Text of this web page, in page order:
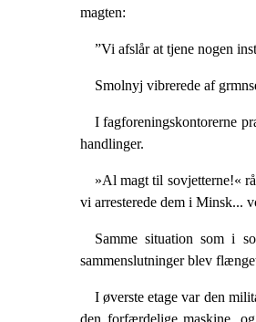
magten:
”Vi afslår at tjene nogen
Smolnyj vibrerede af
I fagforeningskontorerne
handlinger.
»Al magt til sovjetterne!«
vi arresterede dem i Minsk...
Samme situation som i
sammenslutninger blev
I øverste etage var den